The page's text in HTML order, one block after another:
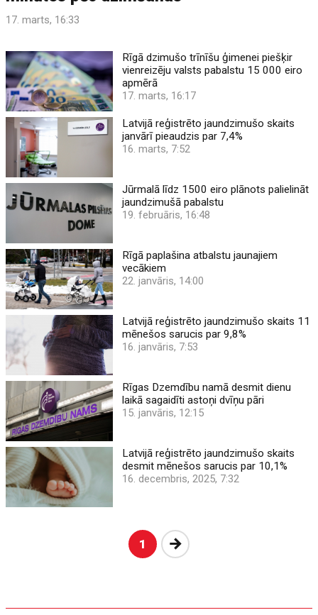
17. marts, 16:33
Rīgā dzimušo trīnīšu ģimenei piešķir
vienreizēju valsts pabalstu 15 000 eiro
apmērā
17. marts, 16:17
Latvijā reģistrēto jaundzimušo skaits
janvārī pieaudzis par 7,4%
16. marts, 7:52
Jūrmalā līdz 1500 eiro plānots palielināt
jaundzimušā pabalstu
19. februāris, 16:48
Rīgā paplašina atbalstu jaunajiem
vecākiem
22. janvāris, 14:00
Latvijā reģistrēto jaundzimušo skaits 11
mēnešos sarucis par 9,8%
16. janvāris, 7:53
Rīgas Dzemdību namā desmit dienu
laikā sagaidīti astoņi dvīņu pāri
15. janvāris, 12:15
Latvijā reģistrēto jaundzimušo skaits
desmit mēnešos sarucis par 10,1%
16. decembris, 2025, 7:32
1 Nākošā